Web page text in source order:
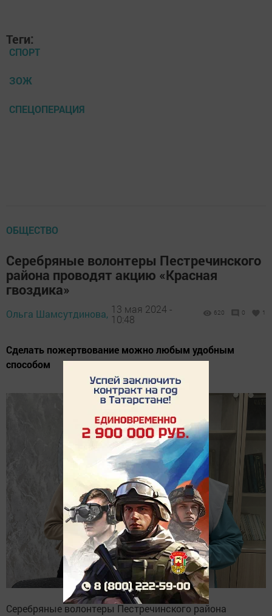
Теги:
СПОРТ
ЗОЖ
СПЕЦОПЕРАЦИЯ
ОБЩЕСТВО
Серебряные волонтеры Пестречинского
района проводят акцию «Красная
гвоздика»
Ольга Шамсутдинова, 13 мая 2024 -
10:48
620 0 1
Сделать пожертвование можно любым удобным
способом
Серебряные волонтеры Пестречинского района